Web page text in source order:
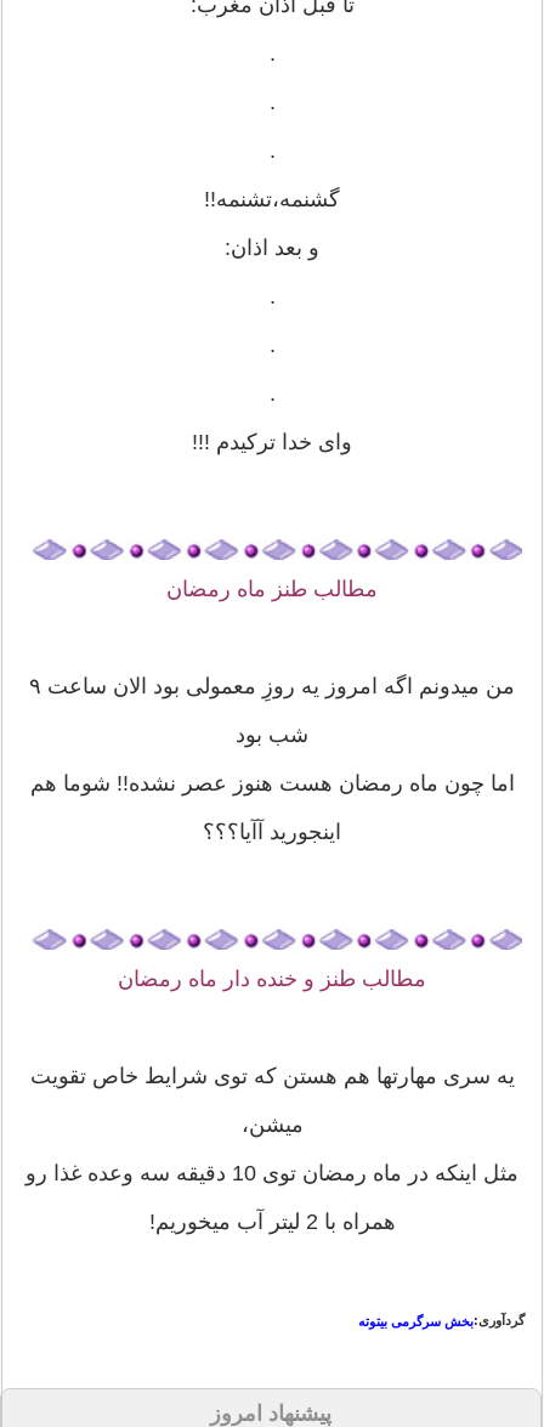
.
.
.
گشنمه،تشنمه!!
و بعد اذان:
.
.
.
وای خدا ترکیدم !!!
مطالب طنز ماه رمضان
ﻣﻦ ﻣﯿﺪﻭﻧﻢ ﺍﮔﻪ ﺍﻣﺮﻭﺯ ﯾﻪ ﺭﻭﺯِ ﻣﻌﻤﻮﻟﯽ ﺑﻮﺩ الان ساعت ۹
شب بود
اما چون ماه رمضان هست هنوز عصر نشده!! شوما هم
اینجورید آآیا؟؟؟
مطالب طنز و خنده دار ماه رمضان
یه سری مهارتها هم هستن که توی شرایط خاص تقویت
میشن،
مثل اینکه در ماه رمضان توی 10 دقیقه سه وعده غذا رو
همراه با 2 لیتر آب میخوریم!
گردآوری:بخش سرگرمی بیتوته
پیشنهاد امروز